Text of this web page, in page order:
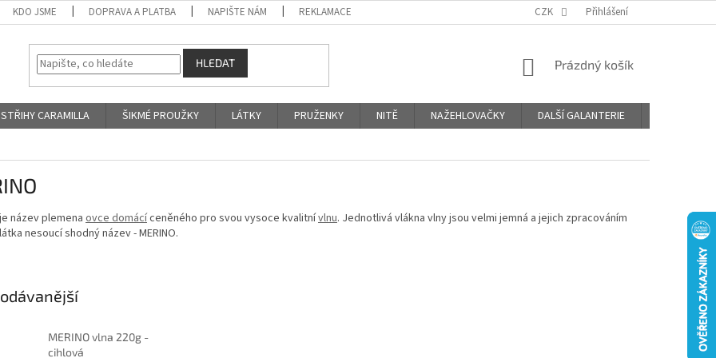
KDO JSME DOPRAVA A PLATBA NAPIŠTE NÁM REKLAMACE PODMÍNKY OCHRANY OSOBNÍCH ÚDAJŮ
CZK Přihlášení
HLEDAT
NÁKUPNÍ
Prázdný košík
STŘIHY CARAMILLA ŠIKMÉ PROUŽKY LÁTKY PRUŽENKY NITĚ NAŽEHLOVAČKY DALŠÍ GALANTERIE
je název plemena ovce domácíceněného pro svou vysoce kvalitnívlnu. Jednotlivá vlákna vlny jsou velmi jemná a jejich zpracováním
nesoucí shodný název - MERINO.
MERINO vlna 220g -
cihlová